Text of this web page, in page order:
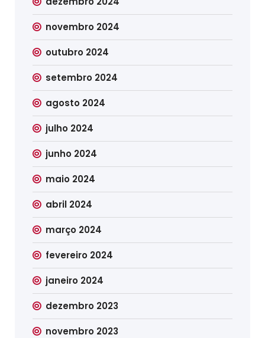
novembro 2024
outubro 2024
setembro 2024
agosto 2024
julho 2024
junho 2024
maio 2024
abril 2024
março 2024
fevereiro 2024
janeiro 2024
dezembro 2023
novembro 2023